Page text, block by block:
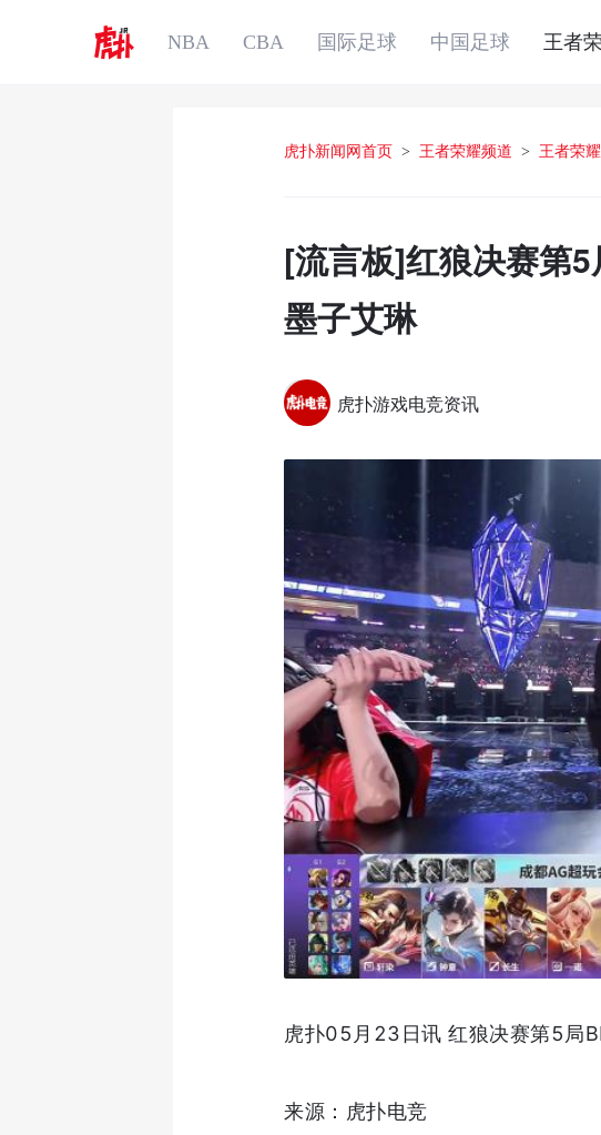
NBA CBA 国际足球 中国足球 王者
虎扑新闻网首页 > 王者荣耀频道 > 王者荣耀
[流言板]红狼决赛第
墨子艾琳
虎扑游戏电竞资讯
虎扑05月23日讯 红狼决赛第5局
来源：虎扑电竞